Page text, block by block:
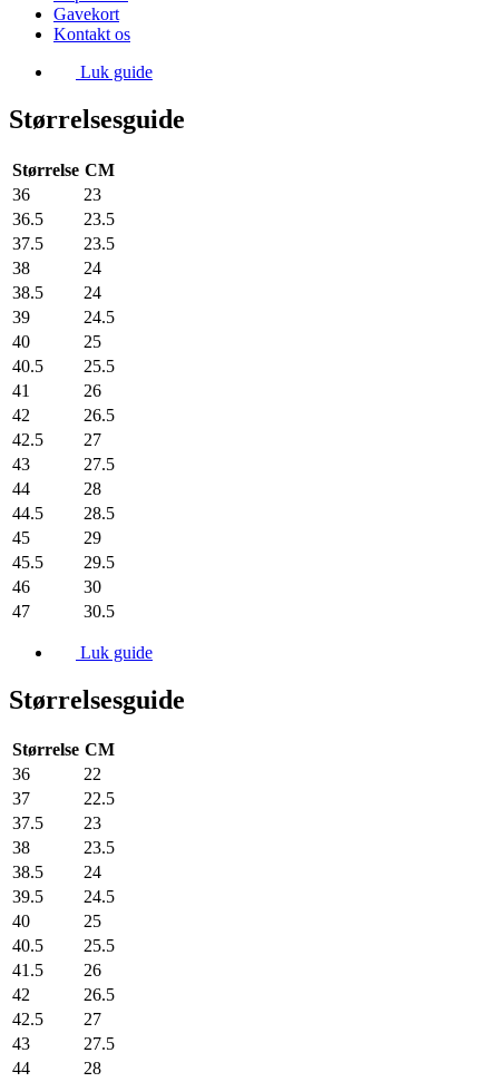
Gavekort
Kontakt os
Luk guide
Størrelsesguide
Størrelse CM
36
23
36.5
23.5
37.5
23.5
38
24
38.5
24
39
24.5
40
25
40.5
25.5
41
26
42
26.5
42.5
27
43
27.5
44
28
44.5
28.5
45
29
45.5
29.5
46
30
47
30.5
Luk guide
Størrelsesguide
Størrelse CM
36
22
37
22.5
37.5
23
38
23.5
38.5
24
39.5
24.5
40
25
40.5
25.5
41.5
26
42
26.5
42.5
27
43
27.5
44
28